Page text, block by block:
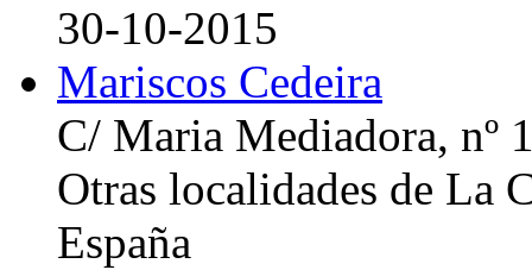
30-10-2015
Mariscos Cedeira
C/ Maria Mediadora, nº
Otras localidades de La
España